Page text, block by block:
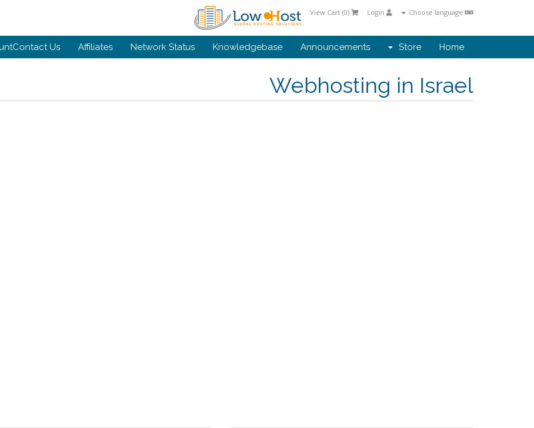
View Cart (0)
Home
Store
Announcements
Knowledgebase
Network Status
Affiliates
Contact Us
Webhosting in Israel